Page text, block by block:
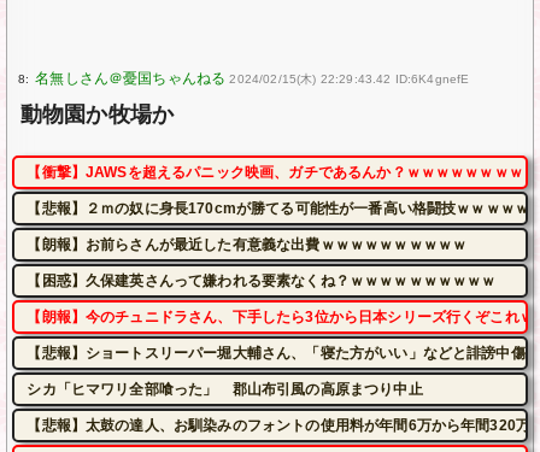
8: 2024/02/15(木) 22:29:43.42 ID:6K4gnefE
動物園か牧場か
【衝撃】JAWSを超えるパニック映画、ガチであるんか？ｗｗｗｗｗｗｗｗ
【悲報】２ｍの奴に身長170cmが勝てる可能性が一番高い格闘技ｗｗｗｗｗ
【朗報】お前らさんが最近した有意義な出費ｗｗｗｗｗｗｗｗｗｗ
【困惑】久保建英さんって嫌われる要素なくね？ｗｗｗｗｗｗｗｗｗｗ
【朗報】今のチュニドラさん、下手したら3位から日本シリーズ行くぞこれ
【悲報】ショートスリーパー堀大輔さん、「寝た方がいい」などと誹謗中傷
シカ「ヒマワリ全部喰った」 郡山布引風の高原まつり中止
【悲報】太鼓の達人、お馴染みのフォントの使用料が年間6万から年間320万